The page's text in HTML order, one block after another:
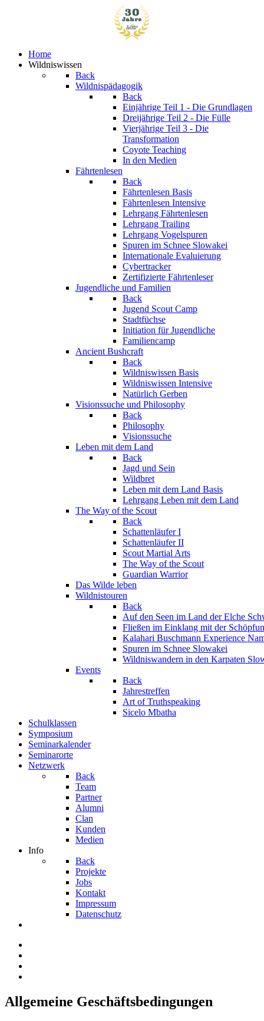
Home
Wildniswissen
Back
Wildnispädagogik
Back
Einjährige Teil 1 - Die Grundlagen
Dreijährige Teil 2 - Die Fülle
Vierjährige Teil 3 - Die
Transformation
Coyote Teaching
In den Medien
Fährtenlesen
Back
Fährtenlesen Basis
Fährtenlesen Intensive
Lehrgang Fährtenlesen
Lehrgang Trailing
Lehrgang Vogelspuren
Spuren im Schnee Slowakei
Internationale Evaluierung
Cybertracker
Zertifizierte Fährtenleser
Jugendliche und Familien
Back
Jugend Scout Camp
Stadtfüchse
Initiation für Jugendliche
Familiencamp
Ancient Bushcraft
Back
Wildniswissen Basis
Wildniswissen Intensive
Natürlich Gerben
Visionssuche und Philosophy
Back
Philosophy
Visionssuche
Leben mit dem Land
Back
Jagd und Sein
Wildbret
Leben mit dem Land Basis
Lehrgang Leben mit dem Land
The Way of the Scout
Back
Schattenläufer I
Schattenläufer II
Scout Martial Arts
The Way of the Scout
Guardian Warrior
Das Wilde leben
Wildnistouren
Back
Auf den Seen im Land der Elche
Fließen im Einklang mit der
Kalahari Buschmann Experience
Spuren im Schnee Slowakei
Wildniswandern in den Karpaten
Events
Back
Jahrestreffen
Art of Truthspeaking
Sicelo Mbatha
Schulklassen
Symposium
Seminarkalender
Seminarorte
Netzwerk
Back
Team
Partner
Alumni
Clan
Kunden
Medien
Info
Back
Projekte
Jobs
Kontakt
Impressum
Datenschutz
Allgemeine Geschäftsbedingungen